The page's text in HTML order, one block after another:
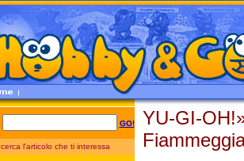
GO!
cerca l'articolo che ti interessa
YU-GI-